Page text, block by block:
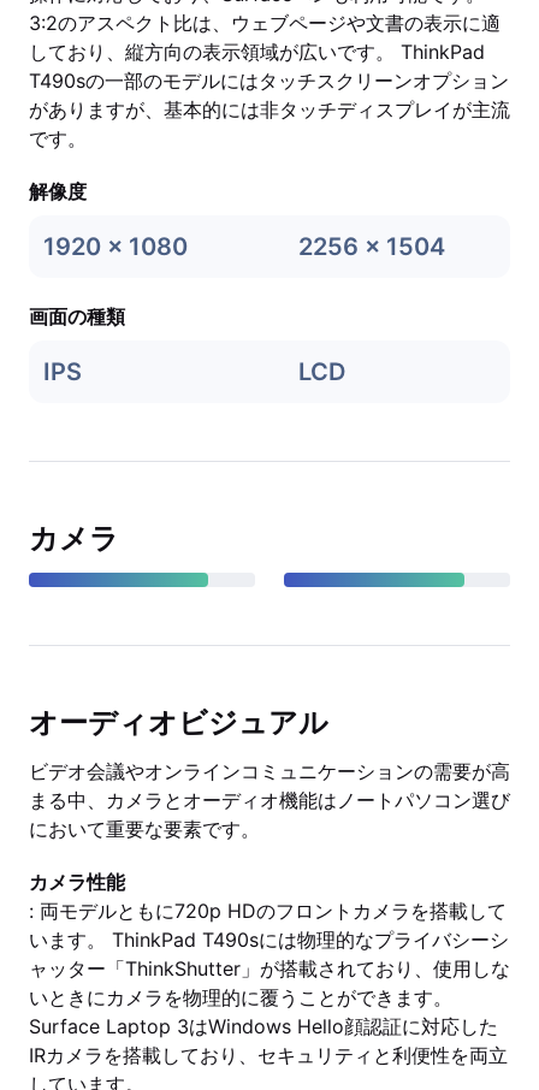
3:2のアスペクト比は、ウェブページや文書の表示に適
しており、縦方向の表示領域が広いです。 ThinkPad
T490sの一部のモデルにはタッチスクリーンオプション
がありますが、基本的には非タッチディスプレイが主流
です。
解像度
1920 x 1080 2256 x 1504
画面の種類
IPS LCD
カメラ
オーディオビジュアル
ビデオ会議やオンラインコミュニケーションの需要が高
まる中、カメラとオーディオ機能はノートパソコン選び
において重要な要素です。
カメラ性能
: 両モデルともに720p HDのフロントカメラを搭載して
います。 ThinkPad T490sには物理的なプライバシーシ
ャッター「ThinkShutter」が搭載されており、使用しな
いときにカメラを物理的に覆うことができます。
Surface Laptop 3はWindows Hello顔認証に対応した
IRカメラを搭載しており、セキュリティと利便性を両立
しています。